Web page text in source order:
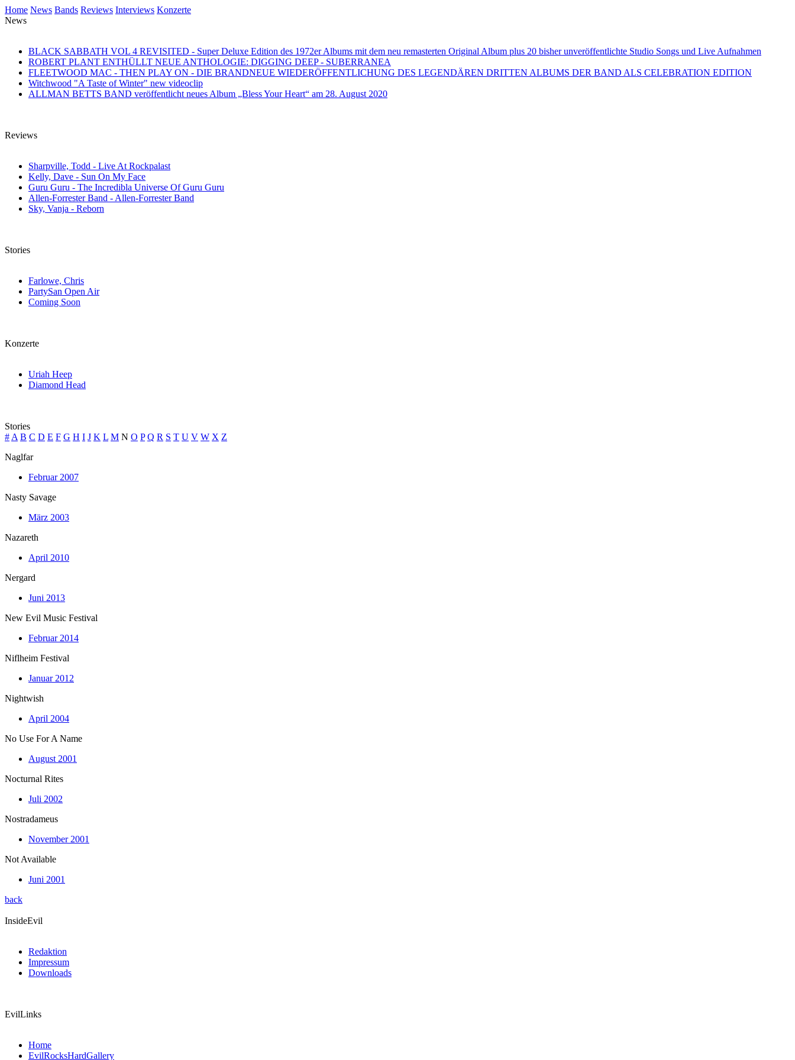
Home News Bands Reviews Interviews Konzerte
News
BLACK SABBATH VOL 4 REVISITED - Super Deluxe Edition des 1972er Albums mit dem neu remasterten Original Album plus 20 bisher unveröffentlichte Studio Songs und Live Aufnahmen
ROBERT PLANT ENTHÜLLT NEUE ANTHOLOGIE: DIGGING DEEP - SUBERRANEA
FLEETWOOD MAC - THEN PLAY ON - DIE BRANDNEUE WIEDERÖFFENTLICHUNG DES LEGENDÄREN DRITTEN ALBUMS DER BAND ALS CELEBRATION EDITION
Witchwood "A Taste of Winter" new videoclip
ALLMAN BETTS BAND veröffentlicht neues Album „Bless Your Heart“ am 28. August 2020
Reviews
Sharpville, Todd - Live At Rockpalast
Kelly, Dave - Sun On My Face
Guru Guru - The Incredibla Universe Of Guru Guru
Allen-Forrester Band - Allen-Forrester Band
Sky, Vanja - Reborn
Stories
Farlowe, Chris
PartySan Open Air
Coming Soon
Konzerte
Uriah Heep
Diamond Head
Stories
# A B C D E F G H I J K L M N O P Q R S T U V W X Z
Naglfar
Februar 2007
Nasty Savage
März 2003
Nazareth
April 2010
Nergard
Juni 2013
New Evil Music Festival
Februar 2014
Niflheim Festival
Januar 2012
Nightwish
April 2004
No Use For A Name
August 2001
Nocturnal Rites
Juli 2002
Nostradameus
November 2001
Not Available
Juni 2001
back
InsideEvil
Redaktion
Impressum
Downloads
EvilLinks
Home
EvilRocksHardGallery